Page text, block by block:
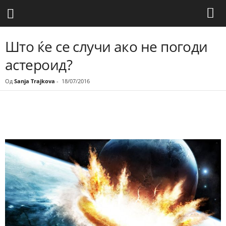
Што ќе се случи ако не погоди
астероид?
Од Sanja Trajkova - 18/07/2016